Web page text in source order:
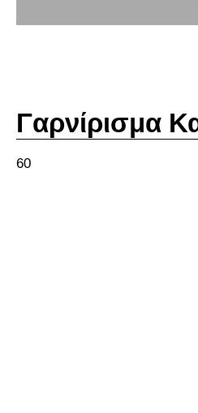
Γαρνίρισμα
60